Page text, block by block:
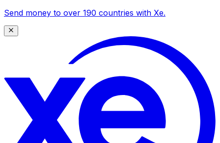
Send money to over 190 countries with Xe.